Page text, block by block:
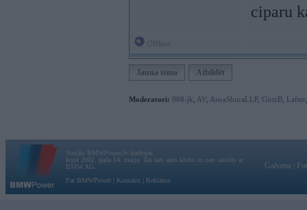
ciparu
Jauna tēma Atbildēt
Moderatori: 968-jk AV AiwaShuraLLP, GirtzB Lafter
Vortāls BMWPower.lv darbojas
kopš 2002. gada 14. maija. Tas nav auto klubs un nav saistīts ar
BMW AG.
Par BMWPower
Kontakti Reklāma
Galvena